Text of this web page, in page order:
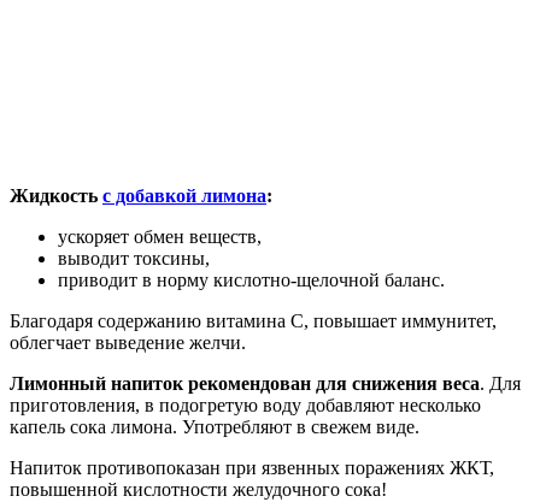
Жидкость с добавкой лимона:
ускоряет обмен веществ,
выводит токсины,
приводит в норму кислотно-щелочной баланс.
Благодаря содержанию витамина С, повышает иммунитет,
облегчает выведение желчи.
Лимонный напиток рекомендован для снижения веса. Для
приготовления, в подогретую воду добавляют несколько
капель сока лимона. Употребляют в свежем виде.
Напиток противопоказан при язвенных поражениях ЖКТ,
повышенной кислотности желудочного сока!